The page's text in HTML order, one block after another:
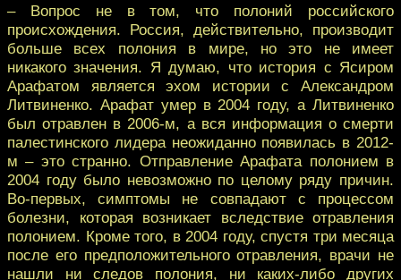
– Вопрос не в том, что полоний российского
происхождения. Россия, действительно, производит
больше всех полония в мире, но это не имеет
никакого значения. Я думаю, что история с Ясиром
Арафатом является эхом истории с Александром
Литвиненко. Арафат умер в 2004 году, а Литвиненко
был отравлен в 2006-м, а вся информация о смерти
палестинского лидера неожиданно появилась в 2012-
м – это странно. Отправление Арафата полонием в
2004 году было невозможно по целому ряду причин.
Во-первых, симптомы не совпадают с процессом
болезни, которая возникает вследствие отравления
полонием. Кроме того, в 2004 году, спустя три месяца
после его предположительного отравления, врачи не
нашли ни следов полония, ни каких-либо других